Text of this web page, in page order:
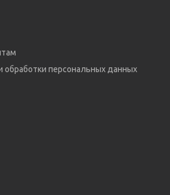
обработки персональных данных